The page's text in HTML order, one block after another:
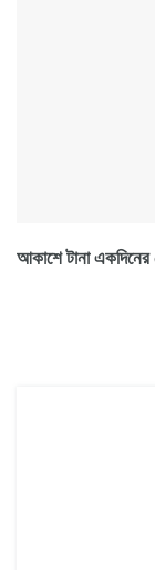
আকাশে টানা